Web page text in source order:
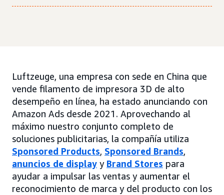
Luftzeuge, una empresa con sede en China que
vende filamento de impresora 3D de alto
desempeño en línea, ha estado anunciando con
Amazon Ads desde 2021. Aprovechando al
máximo nuestro conjunto completo de
soluciones publicitarias, la compañía utiliza
Sponsored Products, Sponsored Brands,
anuncios de display y Brand Stores para
ayudar a impulsar las ventas y aumentar el
reconocimiento de marca y del producto con los